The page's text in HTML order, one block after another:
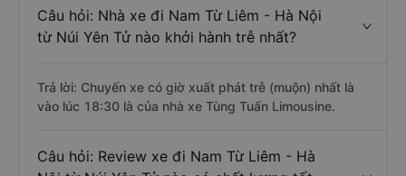
Câu hỏi: Nhà xe đi Nam Từ Liêm - Hà Nội
từ Núi Yên Tử nào khởi hành trễ nhất?
Trả lời: Chuyến xe có giờ xuất phát trễ (muộn) nhất là
vào lúc 18:30 là của nhà xe Tùng Tuấn Limousine.
Câu hỏi: Review xe đi Nam Từ Liêm - Hà